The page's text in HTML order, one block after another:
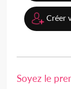
Créer
Soyez le